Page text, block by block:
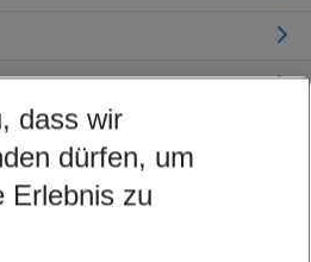
suits your best
dass wir
dürfen, um
Erlebnis zu